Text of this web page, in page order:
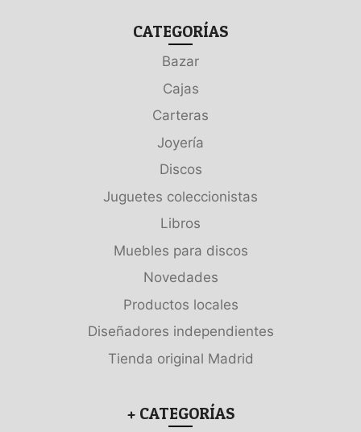
CATEGORÍAS
Bazar
Cajas
Carteras
Joyería
Discos
Juguetes coleccionistas
Libros
Muebles para discos
Novedades
Productos locales
Diseñadores independientes
Tienda original Madrid
+ CATEGORÍAS